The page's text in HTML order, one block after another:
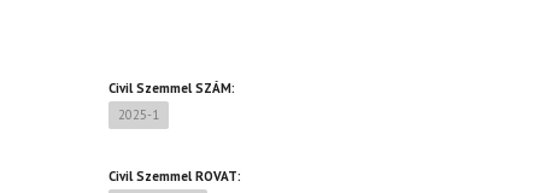
Civil Szemmel SZÁM:
2025-1
Civil Szemmel ROVAT: